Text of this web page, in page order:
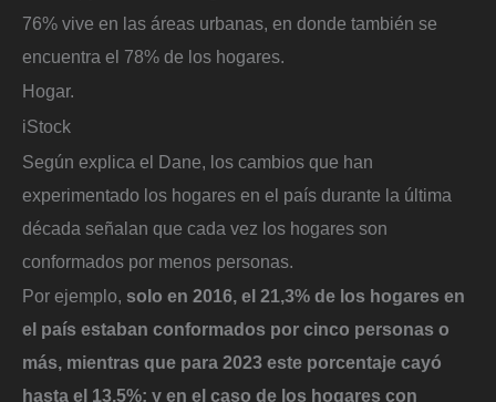
76% vive en las áreas urbanas, en donde también se
encuentra el 78% de los hogares.
Hogar.
iStock
Según explica el Dane, los cambios que han
experimentado los hogares en el país durante la última
década señalan que cada vez los hogares son
conformados por menos personas.
Por ejemplo, solo en 2016, el 21,3% de los hogares en
el país estaban conformados por cinco personas o
más, mientras que para 2023 este porcentaje cayó
hasta el 13,5%; y en el caso de los hogares con